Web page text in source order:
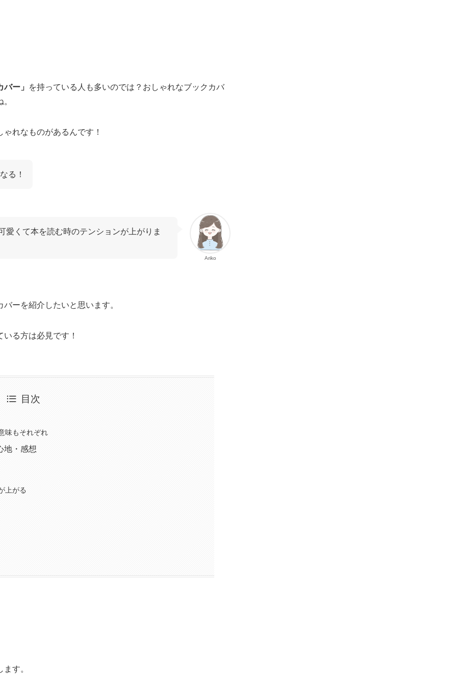
ー」
を持っている人も多いのでは？おしゃれなブックカバ
れなものがあるんです！
る！
Ariko
愛くて本を読む時のテンションが上がりま
ーを紹介したいと思います。
る方は必見です！
目次
味もそれぞれ
地・感想
上がる
す。